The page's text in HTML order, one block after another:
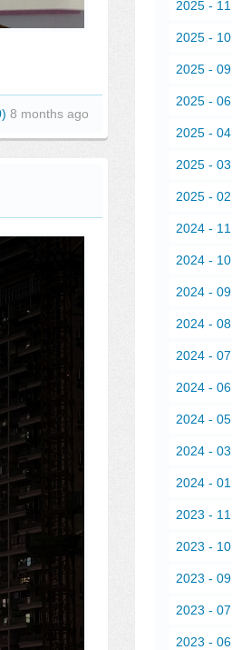
8 months ago
2025 - 11
2025 - 10
2025 - 09
2025 - 06
2025 - 04
2025 - 03
2025 - 02
2024 - 11
2024 - 10
2024 - 09
2024 - 08
2024 - 07
2024 - 06
2024 - 05
2024 - 03
2024 - 01
2023 - 11
2023 - 10
2023 - 09
2023 - 07
2023 - 06